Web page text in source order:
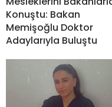
Konuştu: Bakan
Memişoğlu Doktor
Adaylarıyla Buluştu